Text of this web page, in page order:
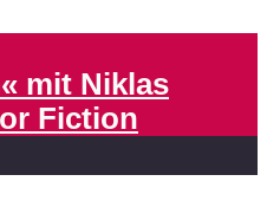
mit Niklas
Fiction